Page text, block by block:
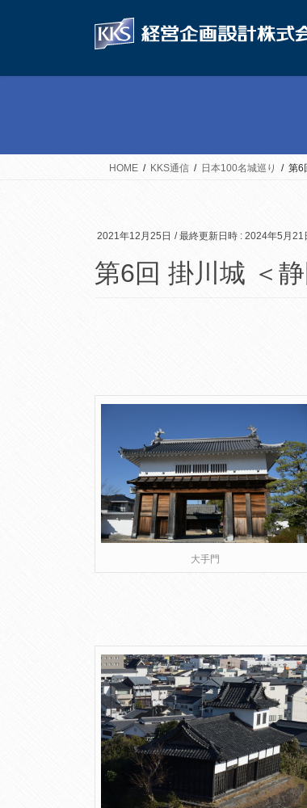
HOME KKS通信 日本100名城巡り 第6
2021年12月25日 / 最終更新日時 : 2024年5月21
第6回 掛川城 ＜静
大手門